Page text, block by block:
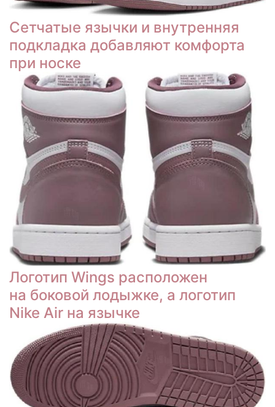
Сетчатые язычки и внутренняя
подкладка добавляют комфорта
при носке
Логотип Wings расположен
на боковой лодыжке, а логотип
Nike Air на язычке